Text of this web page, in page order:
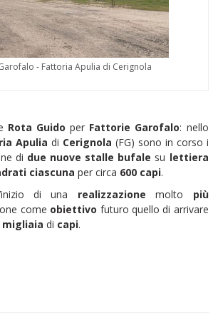
- Fattoria Apulia di Cerignola
Rota Guido per Fattorie Garofalo: nello
Apulia di Cerignola (FG) sono in corso i
di due nuove stalle bufale su lettiera
ciascuna per circa 600 capi.
di una realizzazione molto più
come obiettivo futuro quello di arrivare
migliaia di capi.